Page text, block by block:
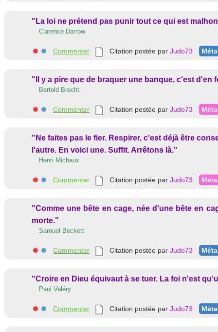
"La loi ne prétend pas punir tout ce qui est
Clarence Darrow
Commenter Citation postée par Judo73 Méta
"Il y a pire que de braquer une banque, c'est d'en
Bertold Brecht
Commenter Citation postée par Judo73 Méta
"Ne faites pas le fier. Respirer, c'est déjà être
l'autre. En voici une. Suffit. Arrêtons là."
Henri Michaux
Commenter Citation postée par Judo73 Méta
"Comme une bête en cage, née d'une bête en
morte."
Samuel Beckett
Commenter Citation postée par Judo73 Méta
"Croire en Dieu équivaut à se tuer. La foi n'est
Paul Valéry
Commenter Citation postée par Judo73 Méta